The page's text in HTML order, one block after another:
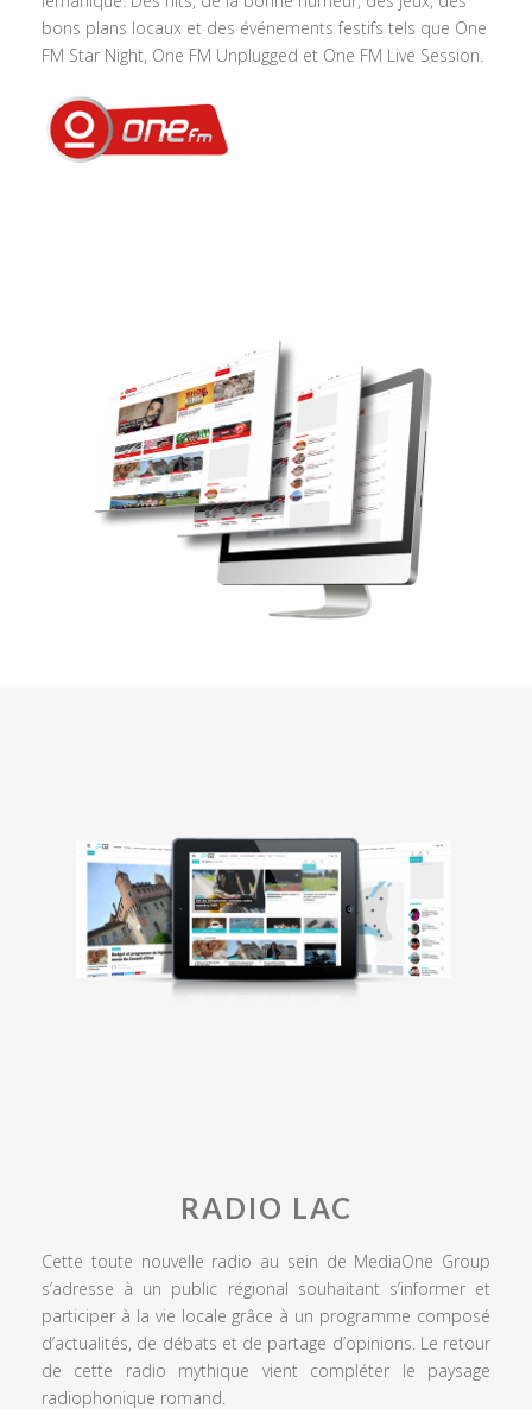
bons plans locaux et des événements festifs tels que One
FM Star Night, One FM Unplugged et One FM Live Session.
RADIO LAC
Cette toute nouvelle radio au sein de MediaOne Group
s’adresse à un public régional souhaitant s’informer et
participer à la vie locale grâce à un programme composé
d’actualités, de débats et de partage d’opinions. Le retour
de cette radio mythique vient compléter le paysage
radiophonique romand.